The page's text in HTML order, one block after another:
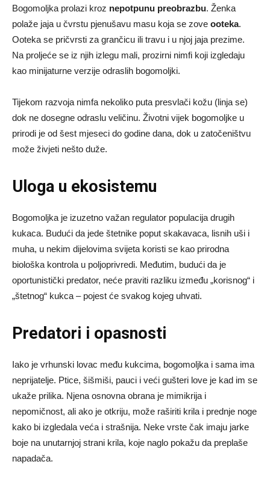
Bogomoljka prolazi kroz nepotpunu preobrazbu. Ženka
polaže jaja u čvrstu pjenušavu masu koja se zove ooteka.
Ooteka se pričvrsti za grančicu ili travu i u njoj jaja prezime.
Na proljeće se iz njih izlegu mali, prozirni nimfi koji izgledaju
kao minijaturne verzije odraslih bogomoljki.
Tijekom razvoja nimfa nekoliko puta presvlači kožu (linja se)
dok ne dosegne odraslu veličinu. Životni vijek bogomoljke u
prirodi je od šest mjeseci do godine dana, dok u zatočeništvu
može živjeti nešto duže.
Uloga u ekosistemu
Bogomoljka je izuzetno važan regulator populacija drugih
kukaca. Budući da jede štetnike poput skakavaca, lisnih uši i
muha, u nekim dijelovima svijeta koristi se kao prirodna
biološka kontrola u poljoprivredi. Međutim, budući da je
oportunistički predator, neće praviti razliku između „korisnog“ i
„štetnog“ kukca – pojest će svakog kojeg uhvati.
Predatori i opasnosti
Iako je vrhunski lovac među kukcima, bogomoljka i sama ima
neprijatelje. Ptice, šišmiši, pauci i veći gušteri love je kad im se
ukaže prilika. Njena osnovna obrana je mimikrija i
nepomičnost, ali ako je otkriju, može raširiti krila i prednje noge
kako bi izgledala veća i strašnija. Neke vrste čak imaju jarke
boje na unutarnjoj strani krila, koje naglo pokažu da preplaše
napadača.